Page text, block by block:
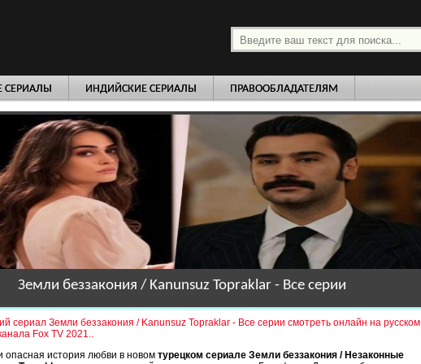
СЕРИАЛЫ ИНДИЙСКИЕ СЕРИАЛЫ ПРАВООБЛАДАТЕЛЯМ
Земли беззакония / Kanunsuz Topraklar - Все серии
сериал Земли беззакония / Kanunsuz Topraklar - Все серии смотреть онлайн на русском
Fox TV 2021..
опасная история любви в новом турецком сериале Земли беззакония / Незаконные